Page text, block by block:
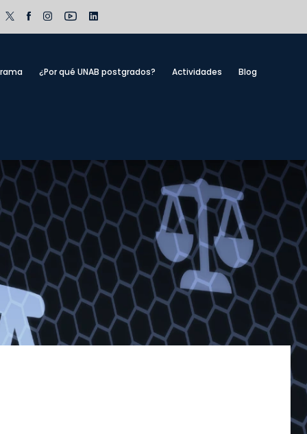
¿Por qué UNAB postgrados? Actividades Blog